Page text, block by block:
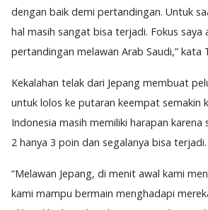
dengan baik demi pertandingan. Untuk
hal masih sangat bisa terjadi. Fokus saya
pertandingan melawan Arab Saudi,” kata
Kekalahan telak dari Jepang membuat
untuk lolos ke putaran keempat semakin
Indonesia masih memiliki harapan karena
2 hanya 3 poin dan segalanya bisa terjadi.
“Melawan Jepang, di menit awal kami
kami mampu bermain menghadapi